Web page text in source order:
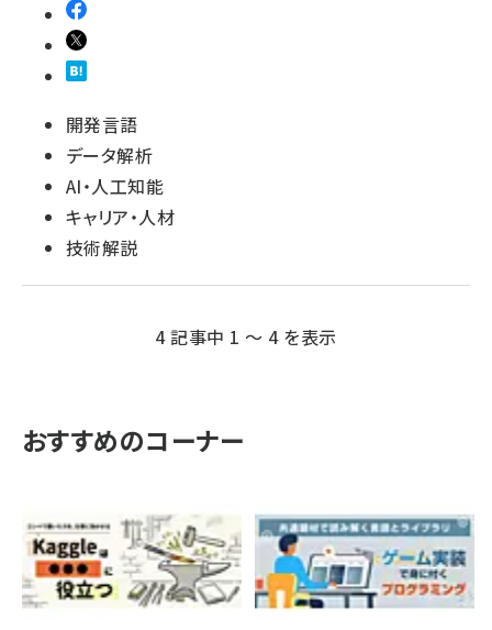
開発言語
データ解析
AI・人工知能
キャリア・人材
技術解説
4 記事中 1 ～ 4 を表示
おすすめのコーナー